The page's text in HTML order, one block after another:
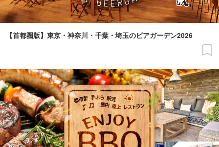
【首都圏版】東京・神奈川・千葉・埼玉のビアガーデン2026